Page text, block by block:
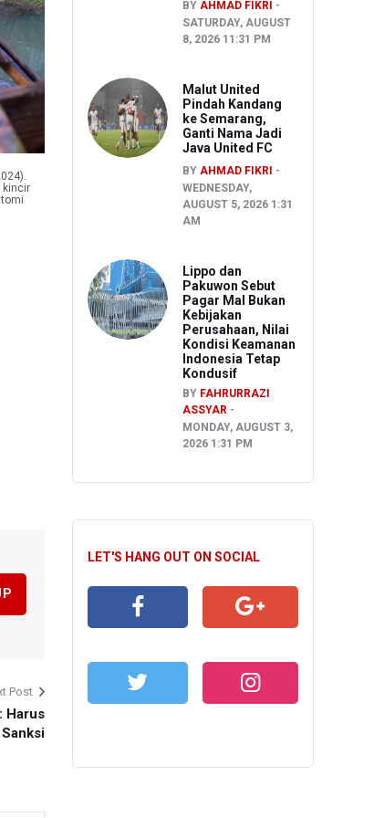
kincir
Post
Harus
BY AHMAD FIKRI
SATURDAY, AUGUST
8, 2026 11:31 PM
Malut United
Pindah Kandang
ke Semarang,
Ganti Nama Jadi
Java United FC
BY AHMAD FIKRI
WEDNESDAY,
AUGUST 5, 2026 1:31
AM
Lippo dan
Pakuwon Sebut
Pagar Mal Bukan
Kebijakan
Perusahaan, Nilai
Kondisi Keamanan
Indonesia Tetap
Kondusif
BY FAHRURRAZI
ASSYAR
MONDAY, AUGUST 3,
2026 1:31 PM
LET'S HANG OUT ON SOCIAL